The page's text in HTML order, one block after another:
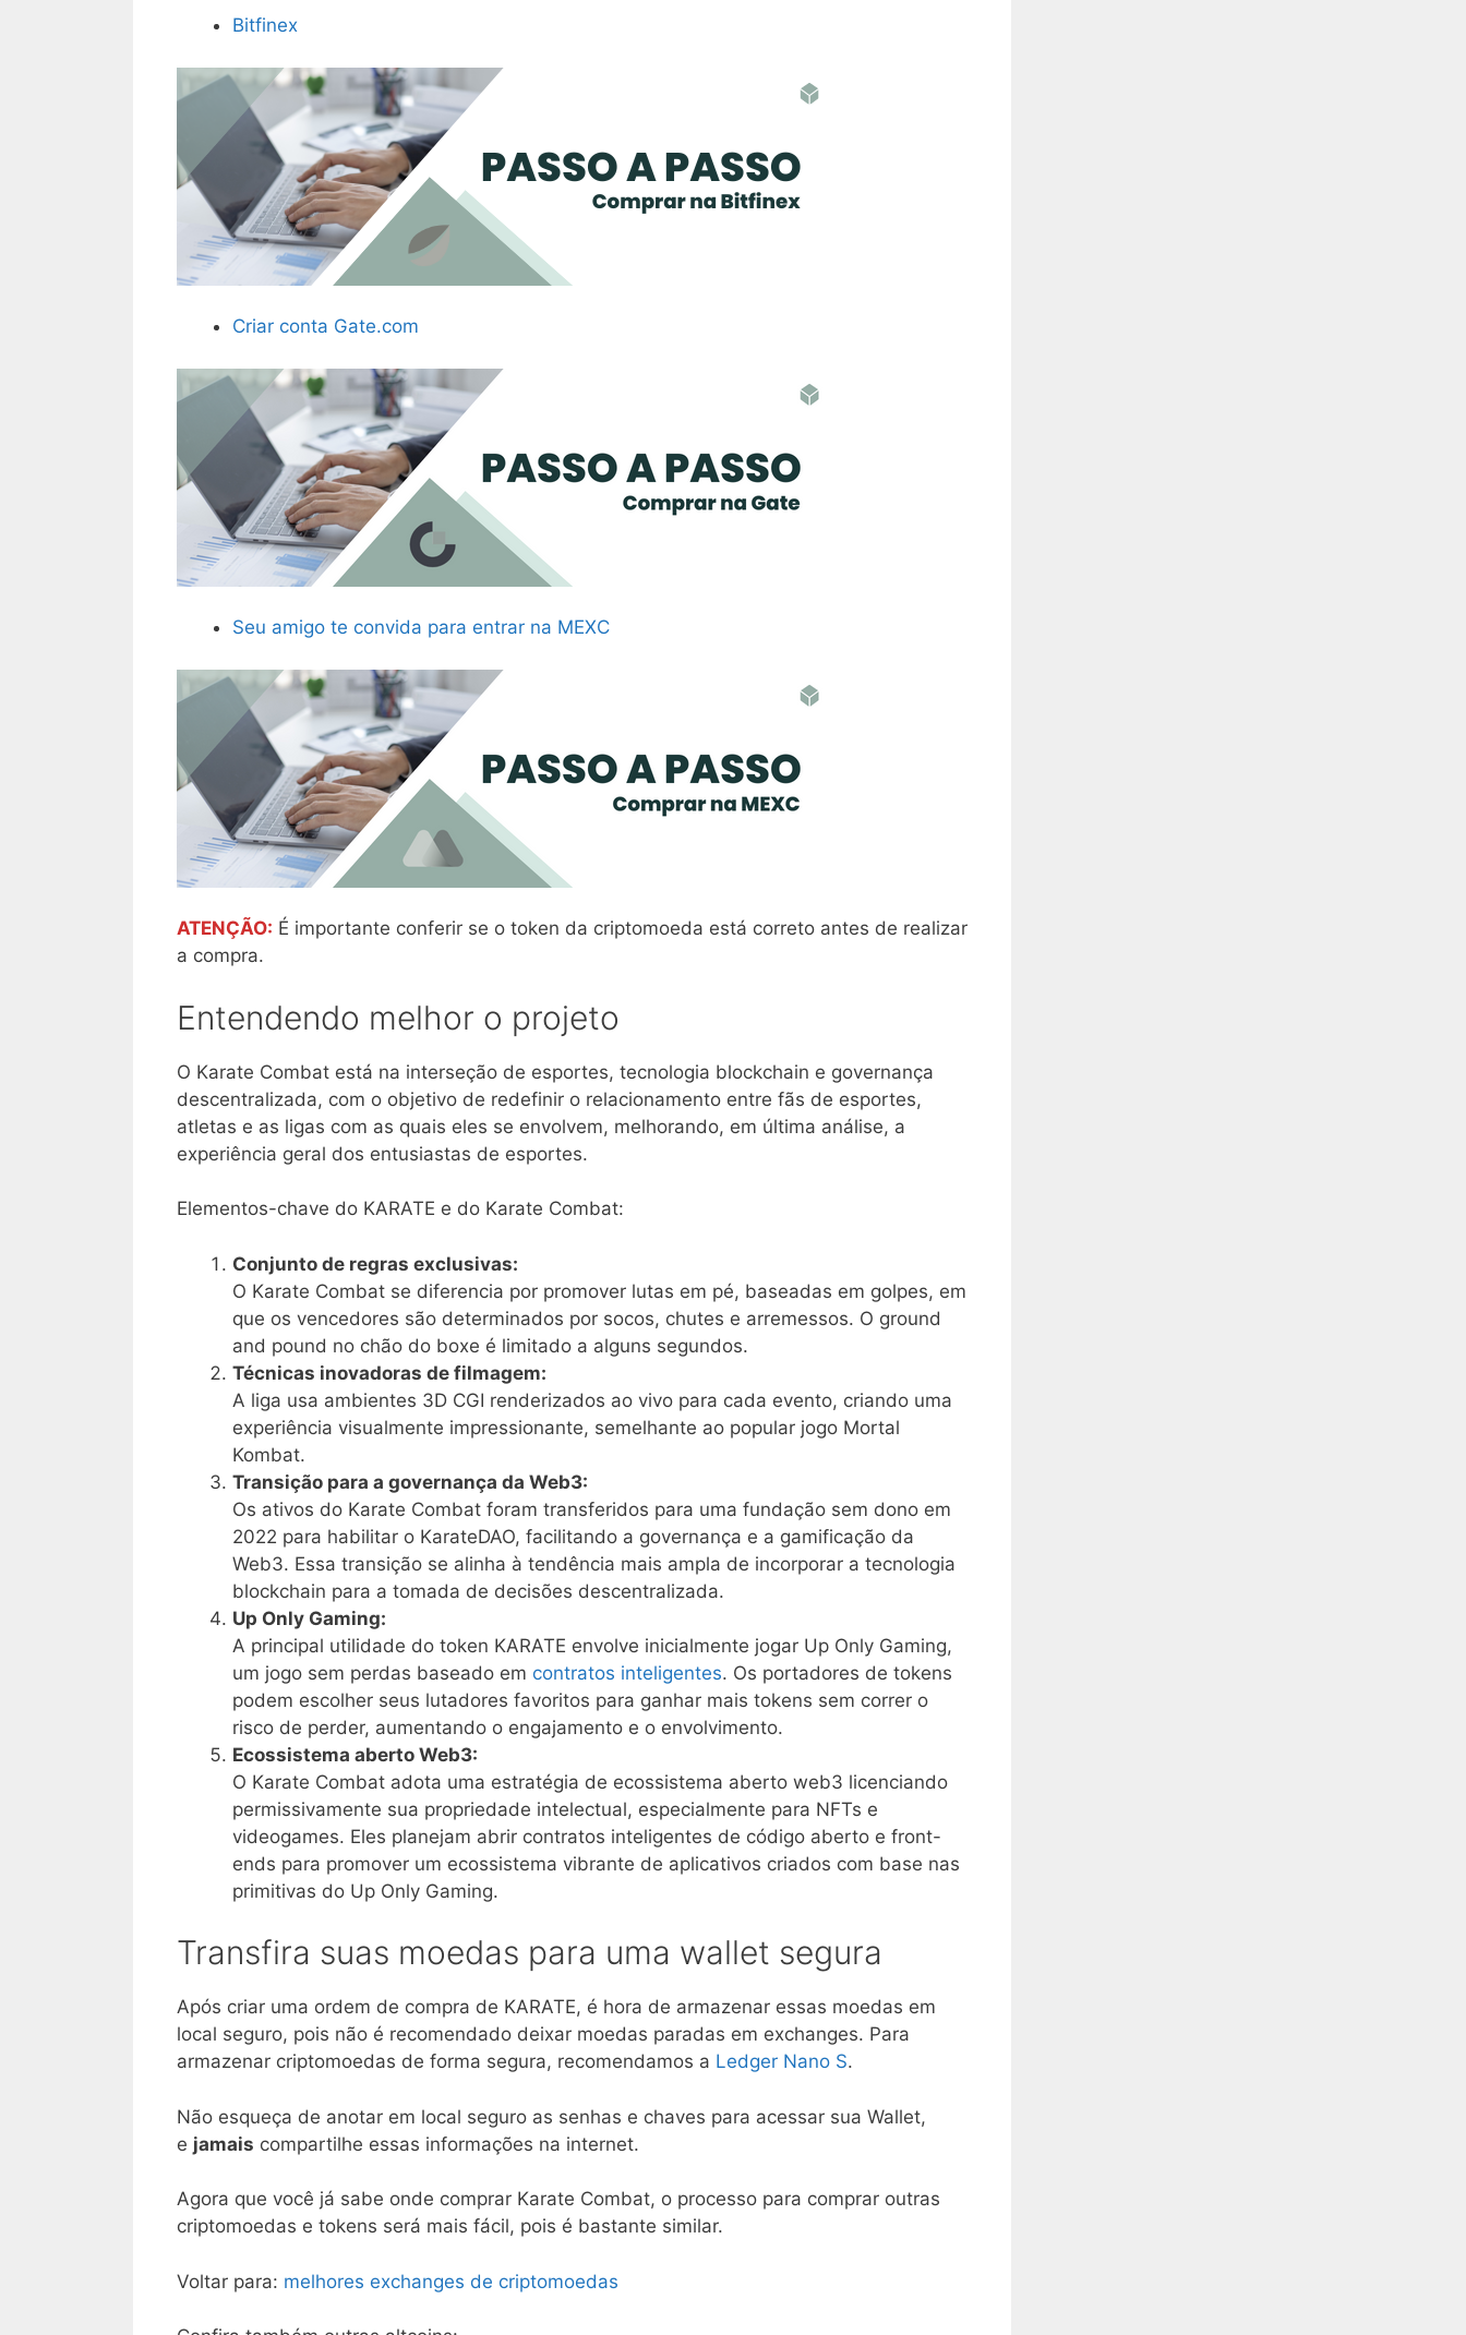
Bitfinex
Criar conta Gate.com
Seu amigo te convida para entrar na MEXC
ATENÇÃO: É importante conferir se o token da criptomoeda está correto antes de realizar
a compra.
Entendendo melhor o projeto
O Karate Combat está na interseção de esportes, tecnologia blockchain e governança
descentralizada, com o objetivo de redefinir o relacionamento entre fãs de esportes,
atletas e as ligas com as quais eles se envolvem, melhorando, em última análise, a
experiência geral dos entusiastas de esportes.
Elementos-chave do KARATE e do Karate Combat:
Conjunto de regras exclusivas:
O Karate Combat se diferencia por promover lutas em pé, baseadas em golpes, em
que os vencedores são determinados por socos, chutes e arremessos. O ground
and pound no chão do boxe é limitado a alguns segundos.
Técnicas inovadoras de filmagem:
A liga usa ambientes 3D CGI renderizados ao vivo para cada evento, criando uma
experiência visualmente impressionante, semelhante ao popular jogo Mortal
Kombat.
Transição para a governança da Web3:
Os ativos do Karate Combat foram transferidos para uma fundação sem dono em
2022 para habilitar o KarateDAO, facilitando a governança e a gamificação da
Web3. Essa transição se alinha à tendência mais ampla de incorporar a tecnologia
blockchain para a tomada de decisões descentralizada.
Up Only Gaming:
A principal utilidade do token KARATE envolve inicialmente jogar Up Only Gaming,
um jogo sem perdas baseado em contratos inteligentes. Os portadores de tokens
podem escolher seus lutadores favoritos para ganhar mais tokens sem correr o
risco de perder, aumentando o engajamento e o envolvimento.
Ecossistema aberto Web3:
O Karate Combat adota uma estratégia de ecossistema aberto web3 licenciando
permissivamente sua propriedade intelectual, especialmente para NFTs e
videogames. Eles planejam abrir contratos inteligentes de código aberto e front-
ends para promover um ecossistema vibrante de aplicativos criados com base nas
primitivas do Up Only Gaming.
Transfira suas moedas para uma wallet segura
Após criar uma ordem de compra de KARATE, é hora de armazenar essas moedas em
local seguro, pois não é recomendado deixar moedas paradas em exchanges. Para
armazenar criptomoedas de forma segura, recomendamos a Ledger Nano S.
Não esqueça de anotar em local seguro as senhas e chaves para acessar sua Wallet,
e jamais compartilhe essas informações na internet.
Agora que você já sabe onde comprar Karate Combat, o processo para comprar outras
criptomoedas e tokens será mais fácil, pois é bastante similar.
Voltar para: melhores exchanges de criptomoedas